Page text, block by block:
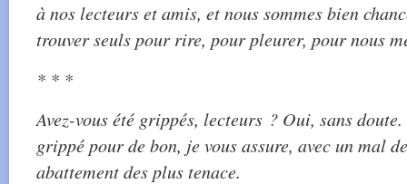
à nos lecteurs et amis, et nous sommes bien
trouver seuls pour rire, pour pleurer, pour nous
* * *
Avez-vous été grippés, lecteurs ? Oui, sans
grippé pour de bon, je vous assure, avec un mal
abattement des plus tenace.